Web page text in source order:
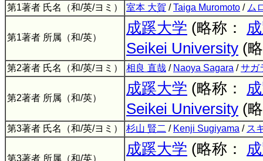
第1著者 氏名（和/英/ヨミ） 室本 大賀 /Taiga Muromoto / ム
第1著者 所属（和/英）
成蹊大学 (略称：
Seikei University (
第2著者 氏名（和/英/ヨミ） 相良 直哉 / Naoya Sagara /サガ
第2著者 所属（和/英）
成蹊大学 (略称：
Seikei University (
第3著者 氏名（和/英/ヨミ） 杉山 賢二 / Kenji Sugiyama / ス
第3著者 所属（和/英）
成蹊大学 (略称：